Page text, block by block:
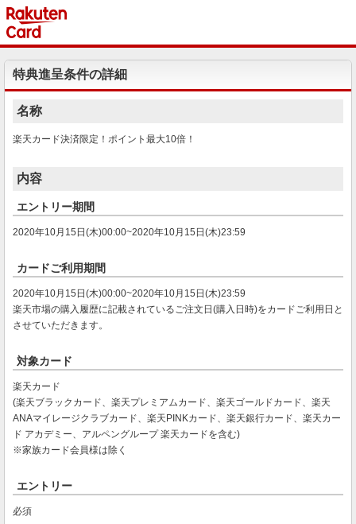
特典進呈条件の詳細
名称
楽天カード決済限定！ポイント最大10倍！
内容
エントリー期間
2020年10月15日(木)00:00~2020年10月15日(木)23:59
カードご利用期間
2020年10月15日(木)00:00~2020年10月15日(木)23:59
楽天市場の購入履歴に記載されているご注文日(購入日時)をカードご利用日と
させていただきます。
対象カード
楽天カード
(楽天ブラックカード、楽天プレミアムカード、楽天ゴールドカード、楽天
ANAマイレージクラブカード、楽天PINKカード、楽天銀行カード、楽天カー
ド アカデミー、アルペングループ 楽天カードを含む)
※家族カード会員様は除く
エントリー
必須